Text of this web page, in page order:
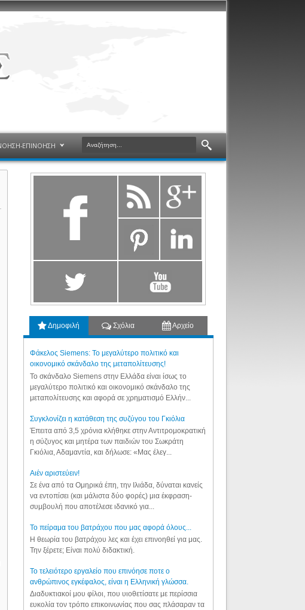
ΕΠΙΝΟΗΣΗ
Δημοφιλή Σχόλια Αρχείο
Φάκελος Siemens: Το μεγαλύτερο πολιτικό και
οικονομικό σκάνδαλο της μεταπολίτευσης!
Το σκάνδαλο Siemens στην Ελλάδα είναι ίσως το
μεγαλύτερο πολιτικό και οικονομικό σκάνδαλο της
μεταπολίτευσης και αφορά σε χρηματισμό Ελλήν...
Συγκλονίζει η κατάθεση της συζύγου του Γκιόλια
Έπειτα από 3,5 χρόνια κλήθηκε στην Αντιτρομοκρατική
η σύζυγος και μητέρα των παιδιών του Σωκράτη
Γκιόλια, Αδαμαντία, και δήλωσε: «Μας έλεγ...
Aιέν αριστεύειν!
Σε ένα από τα Ομηρικά έπη, την Ιλιάδα, δύναται κανείς
να εντοπίσει (και μάλιστα δύο φορές) μια έκφραση-
συμβουλή που αποτέλεσε ιδανικό για...
Το πείραμα του βατράχου που μας αφορά όλους...
Η θεωρία του βατράχου λες και έχει επινοηθεί για μας.
Την ξέρετε; Είναι πολύ διδακτική.
Το τελειότερο εργαλείο που επινόησε ποτε ο
ανθρώπινος εγκέφαλος, είναι η Ελληνική γλώσσα.
Διαδυκτιακοί μου φίλοι, που υιοθετίσατε με περίσσια
ευκολία τον τρόπο επικοινωνίας που σας πλάσαραν τα